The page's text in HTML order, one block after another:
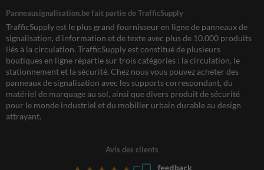
Panneausignalisation.be fait partie de TrafficSupply
TrafficSupply est le plus grand fournisseur en ligne de panneaux de
signalisation, d'information et de texte avec plus de 10.000 produits
liés à la circulation. TrafficSupply est constitué de plusieurs
boutiques en ligne répartie sur trois catégories : la circulation, le
stationnement et la sécurité. Chez nous vous pouvez acheter des
panneaux de signalisation avec les supports correspondant, du
matériel de marquage au sol, ainsi que divers produit de sécurité
pour le monde industriel et du mobilier urbain durable au design
attrayant.
Avis des clients